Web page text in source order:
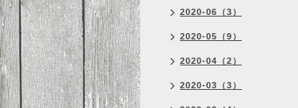
2020-06（3）
2020-05（9）
2020-04（2）
2020-03（3）